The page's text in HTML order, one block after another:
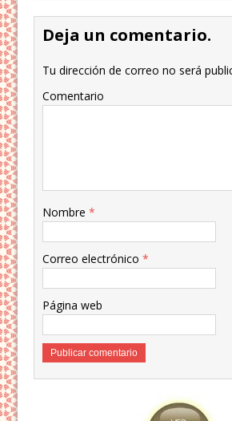
Deja un comentario.
Tu dirección de correo no será
Comentario
Nombre*
Correo electrónico*
Página web